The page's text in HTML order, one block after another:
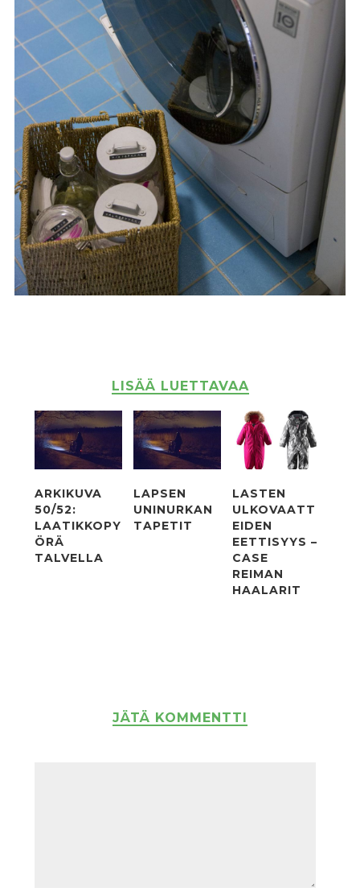
LISÄÄ LUETTAVAA
ARKIKUVA
50/52:
LAATIKKOPY
ÖRÄ
TALVELLA
LAPSEN
UNINURKAN
TAPETIT
LASTEN
ULKOVAATT
EIDEN
EETTISYYS –
CASE
REIMAN
HAALARIT
JÄTÄ KOMMENTTI